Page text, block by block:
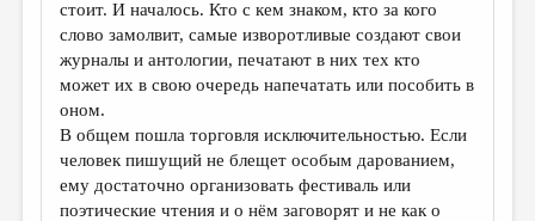
стоит. И началось. Кто с кем знаком, кто за кого
слово замолвит, самые изворотливые создают свои
журналы и антологии, печатают в них тех кто
может их в свою очередь напечатать или пособить в
оном.
В общем пошла торговля исключительностью. Если
человек пишущий не блещет особым дарованием,
ему достаточно организовать фестиваль или
поэтические чтения и о нём заговорят и не как о